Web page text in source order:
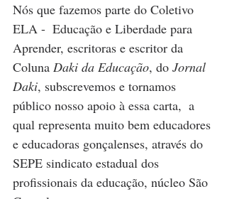
Nós que fazemos parte do Coletivo
ELA -  Educação e Liberdade para
Aprender, escritoras e escritor da
Coluna Daki da Educação, do Jornal
Daki, subscrevemos e tornamos
público nosso apoio à essa carta,  a
qual representa muito bem educadores
e educadoras gonçalenses, através do
SEPE sindicato estadual dos
profissionais da educação, núcleo São